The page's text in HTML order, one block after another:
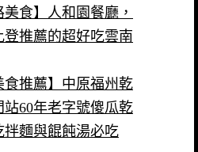
美食】人和園餐廳，
登推薦的超好吃雲南
食推薦】中原福州乾
站60年老字號傻瓜乾
拌麵與餛飩湯必吃